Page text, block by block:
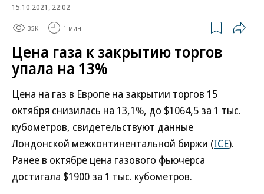
15.10.2021, 22:02
35K 1 мин.
Цена газа к закрытию торгов
упала на 13%
Цена на газ в Европе на закрытии торгов 15
октября снизилась на 13,1%, до $1064,5 за 1 тыс.
кубометров, свидетельствуют данные
Лондонской межконтинентальной биржи (ICE).
Ранее в октябре цена газового фьючерса
достигала $1900 за 1 тыс. кубометров.